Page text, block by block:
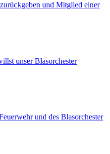
und Mitglied einer
unser Blasorchester
und des Blasorchester